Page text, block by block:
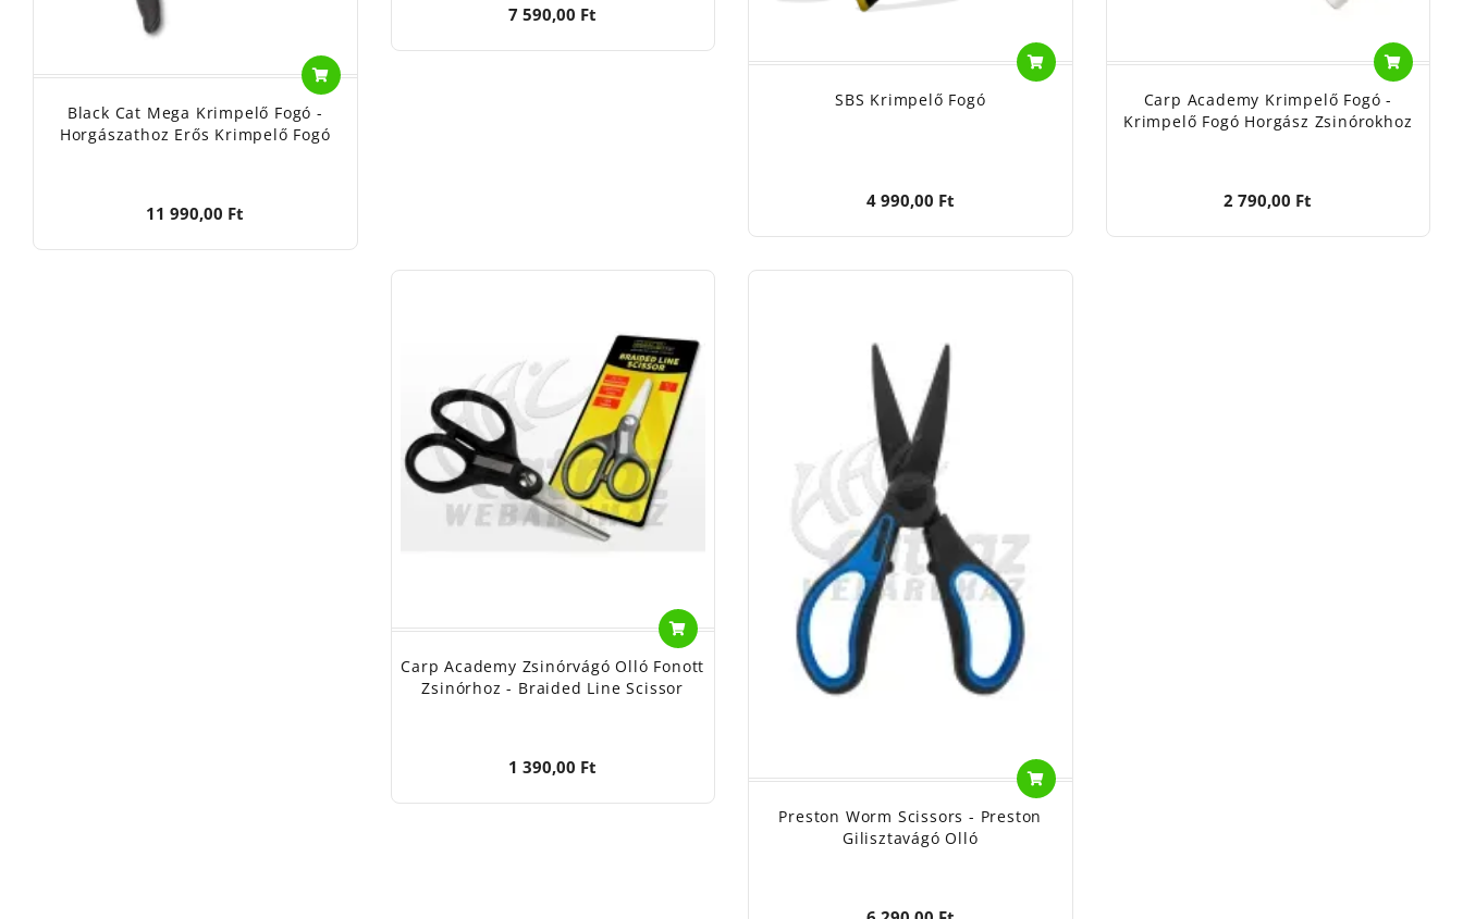
Black Cat Mega Krimpelő Fogó -
Horgászathoz Erős Krimpelő Fogó
11 990,00 Ft
7 590,00 Ft
SBS Krimpelő Fogó
4 990,00 Ft
Carp Academy Krimpelő Fogó -
Krimpelő Fogó Horgász Zsinórokhoz
2 790,00 Ft
Carp Academy Zsinórvágó Olló Fonott
Zsinórhoz - Braided Line Scissor
1 390,00 Ft
Preston Worm Scissors - Preston
Gilisztavágó Olló